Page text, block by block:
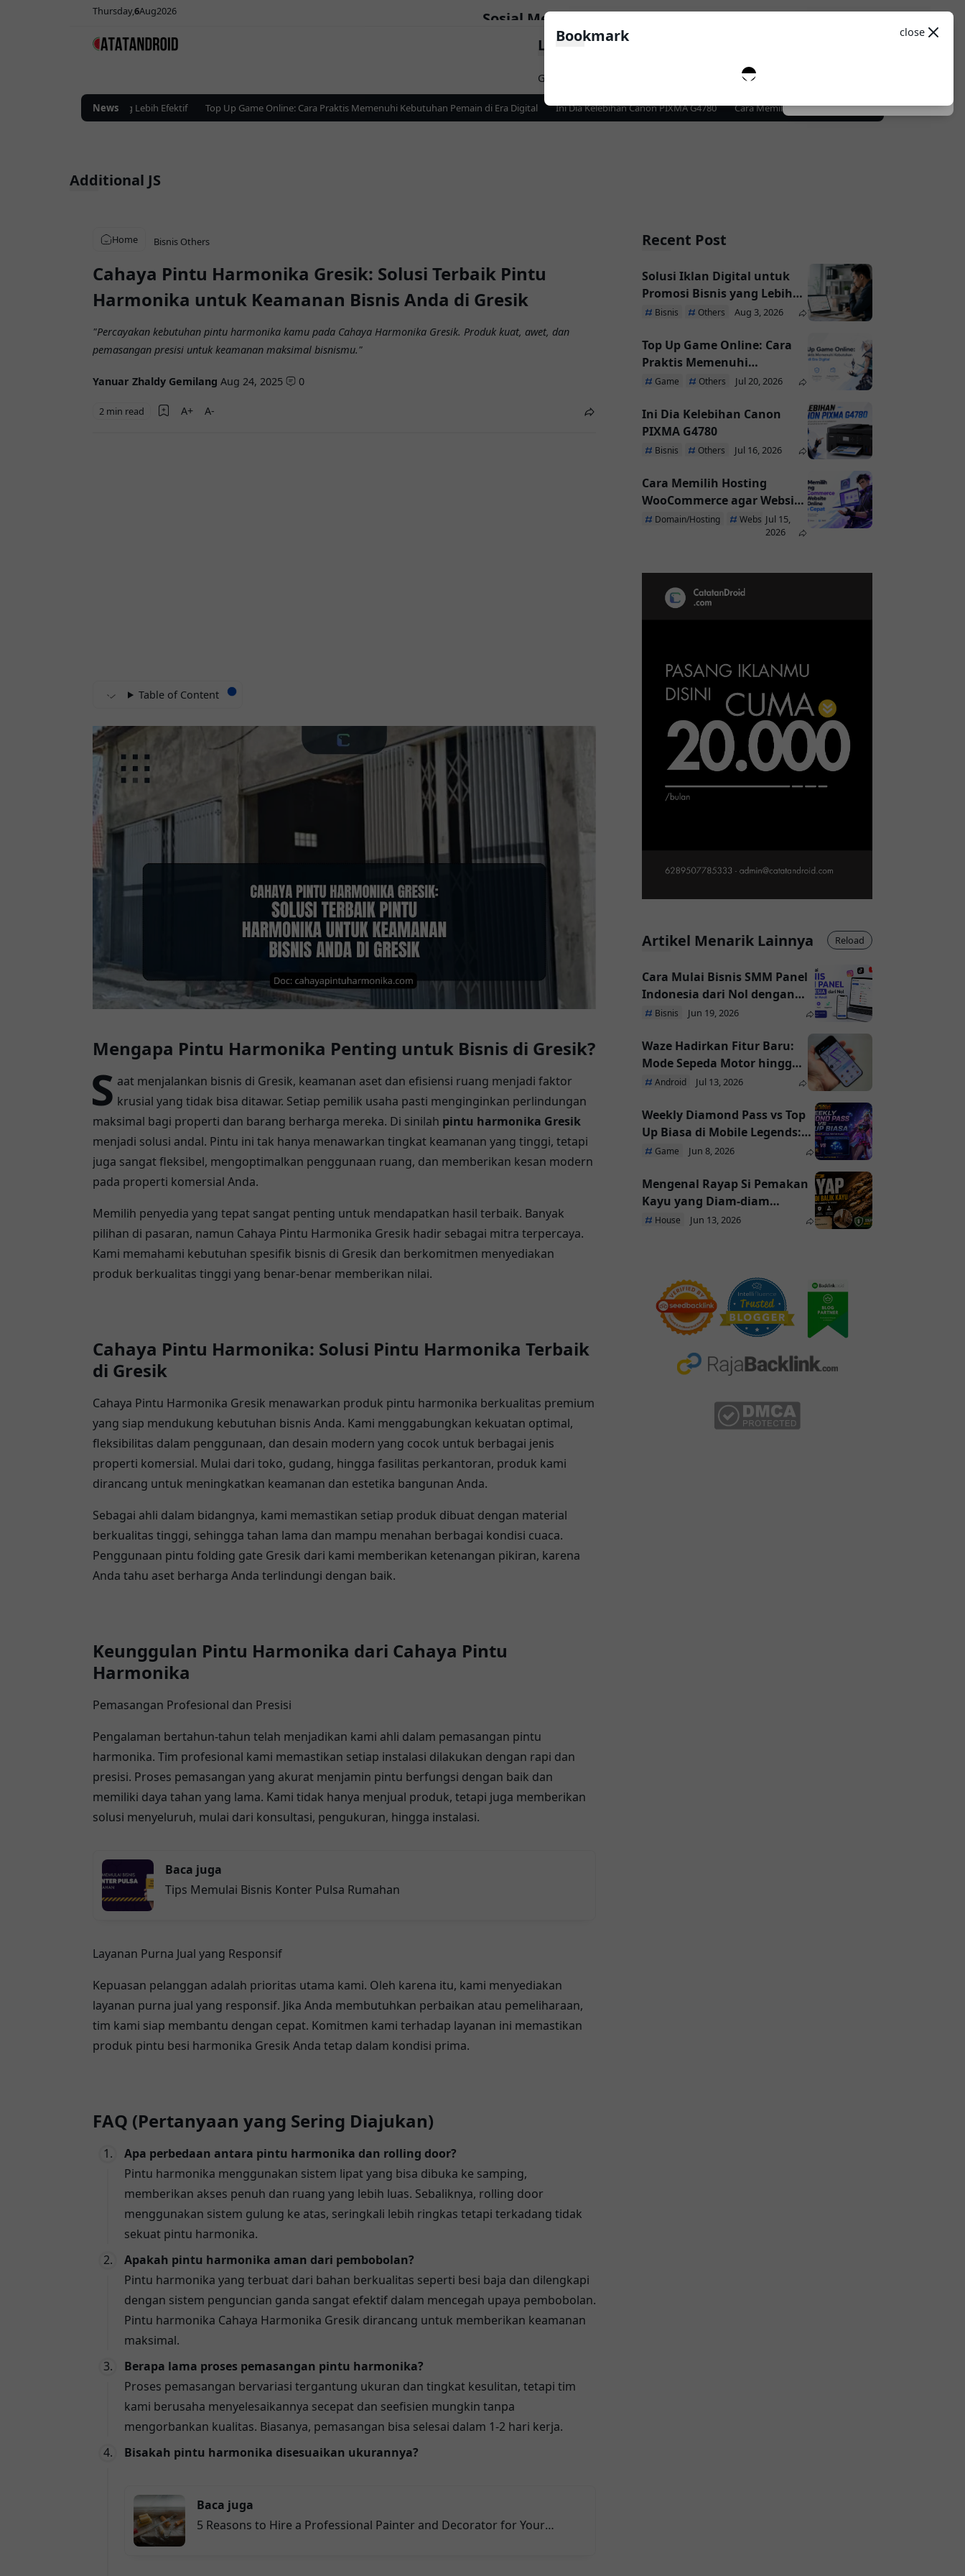
Thursday6Aug2026 Sosial Media
LinkList Nav
Game Sosial Media
News
untuk Promosi Bisnis yang Lebih Efektif Top Up Game Online: Cara Praktis Memenuhi Kebutuhan Pemain di Era Digital Ini Dia Kelebihan Canon PIXMA G4780 Cara Memilih Hosting WooCommerce agar Website
Home Bisnis Others
Cahaya Pintu Harmonika Gresik: Solusi Terbaik Pintu
Harmonika untuk Keamanan Bisnis Anda di Gresik
"Percayakan kebutuhan pintu harmonika kamu pada Cahaya Harmonika Gresik. Produk kuat, awet, dan
pemasangan presisi untuk keamanan maksimal bisnismu."
Yanuar Zhaldy Gemilang Aug 24, 2025 0
2 min read
Table of Content
Mengapa Pintu Harmonika Penting untuk Bisnis di Gresik?
S aat menjalankan bisnis di Gresik, keamanan aset dan efisiensi ruang menjadi faktor
krusial yang tidak bisa ditawar. Setiap pemilik usaha pasti menginginkan perlindungan
maksimal bagi properti dan barang berharga mereka. Di sinilah pintu harmonika Gresik
menjadi solusi andal. Pintu ini tak hanya menawarkan tingkat keamanan yang tinggi, tetapi
juga sangat fleksibel, mengoptimalkan penggunaan ruang, dan memberikan kesan modern
pada properti komersial Anda.
Memilih penyedia yang tepat sangat penting untuk mendapatkan hasil terbaik. Banyak
pilihan di pasaran, namun Cahaya Pintu Harmonika Gresik hadir sebagai mitra terpercaya.
Kami memahami kebutuhan spesifik bisnis di Gresik dan berkomitmen menyediakan
produk berkualitas tinggi yang benar-benar memberikan nilai.
Cahaya Pintu Harmonika: Solusi Pintu Harmonika Terbaik
di Gresik
Cahaya Pintu Harmonika Gresik menawarkan produk pintu harmonika berkualitas premium
yang siap mendukung kebutuhan bisnis Anda. Kami menggabungkan kekuatan optimal,
fleksibilitas dalam penggunaan, dan desain modern yang cocok untuk berbagai jenis
properti komersial. Mulai dari toko, gudang, hingga fasilitas perkantoran, produk kami
dirancang untuk meningkatkan keamanan dan estetika bangunan Anda.
Sebagai ahli dalam bidangnya, kami memastikan setiap produk dibuat dengan material
berkualitas tinggi, sehingga tahan lama dan mampu menahan berbagai kondisi cuaca.
Penggunaan pintu folding gate Gresik dari kami memberikan ketenangan pikiran, karena
Anda tahu aset berharga Anda terlindungi dengan baik.
Keunggulan Pintu Harmonika dari Cahaya Pintu
Harmonika
Pemasangan Profesional dan Presisi
Pengalaman bertahun-tahun telah menjadikan kami ahli dalam pemasangan pintu
harmonika. Tim profesional kami memastikan setiap instalasi dilakukan dengan rapi dan
presisi. Proses pemasangan yang akurat menjamin pintu berfungsi dengan baik dan
memiliki daya tahan yang lama. Kami tidak hanya menjual produk, tetapi juga memberikan
solusi menyeluruh, mulai dari konsultasi, pengukuran, hingga instalasi.
Baca juga
Tips Memulai Bisnis Konter Pulsa Rumahan
Layanan Purna Jual yang Responsif
Kepuasan pelanggan adalah prioritas utama kami. Oleh karena itu, kami menyediakan
layanan purna jual yang responsif. Jika Anda membutuhkan perbaikan atau pemeliharaan,
tim kami siap membantu dengan cepat. Komitmen kami terhadap layanan ini memastikan
produk pintu besi harmonika Gresik Anda tetap dalam kondisi prima.
FAQ (Pertanyaan yang Sering Diajukan)
Apa perbedaan antara pintu harmonika dan rolling door?
Pintu harmonika menggunakan sistem lipat yang bisa dibuka ke samping,
memberikan akses penuh dan ruang yang lebih luas. Sebaliknya, rolling door
menggunakan sistem gulung ke atas, seringkali lebih ringkas tetapi terkadang tidak
sekuat pintu harmonika.
Apakah pintu harmonika aman dari pembobolan?
Pintu harmonika yang terbuat dari bahan berkualitas seperti besi baja dan dilengkapi
dengan sistem penguncian ganda sangat efektif dalam mencegah upaya pembobolan.
Pintu harmonika Cahaya Harmonika Gresik dirancang untuk memberikan keamanan
maksimal.
Berapa lama proses pemasangan pintu harmonika?
Proses pemasangan bervariasi tergantung ukuran dan tingkat kesulitan, tetapi tim
kami berusaha menyelesaikannya secepat dan seefisien mungkin tanpa
mengorbankan kualitas. Biasanya, pemasangan bisa selesai dalam 1-2 hari kerja.
Bisakah pintu harmonika disesuaikan ukurannya?
Baca juga
5 Reasons to Hire a Professional Painter and Decorator for Your
Recent Post
Solusi Iklan Digital untuk
Promosi Bisnis yang Lebih
Efektif
Bisnis Others Aug 3, 2026
Top Up Game Online: Cara
Praktis Memenuhi
Kebutuhan Pemain di Era
Game Others Jul 20, 2026
Ini Dia Kelebihan Canon
PIXMA G4780
Bisnis Others Jul 16, 2026
Cara Memilih Hosting
WooCommerce agar Website
Toko Online Tetap Cepat
Domain/Hosting WebsiteJul 15,
2026
Artikel Menarik Lainnya
Cara Mulai Bisnis SMM Panel
Indonesia dari Nol dengan
Modal Kecil
Bisnis Jun 19, 2026
Waze Hadirkan Fitur Baru:
Mode Sepeda Motor hingga
Gemini AI
Android Jul 13, 2026
Weekly Diamond Pass vs Top
Up Biasa di Mobile Legends:
Mana yang Paling
Game Jun 8, 2026
Mengenal Rayap Si Pemakan
Kayu yang Diam-diam
Merusak Rumah
House Jun 13, 2026
Reload
Bookmark close
Additional JS